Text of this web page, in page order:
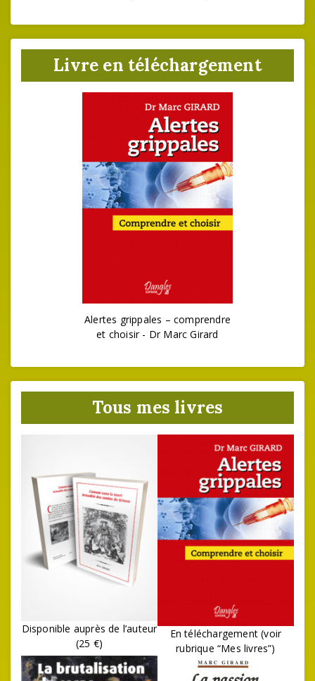
Livre en téléchargement
Alertes grippales – comprendre
et choisir - Dr Marc Girard
Tous mes livres
Disponible auprès de l’auteur
(25 €)
En téléchargement (voir
rubrique “Mes livres”)